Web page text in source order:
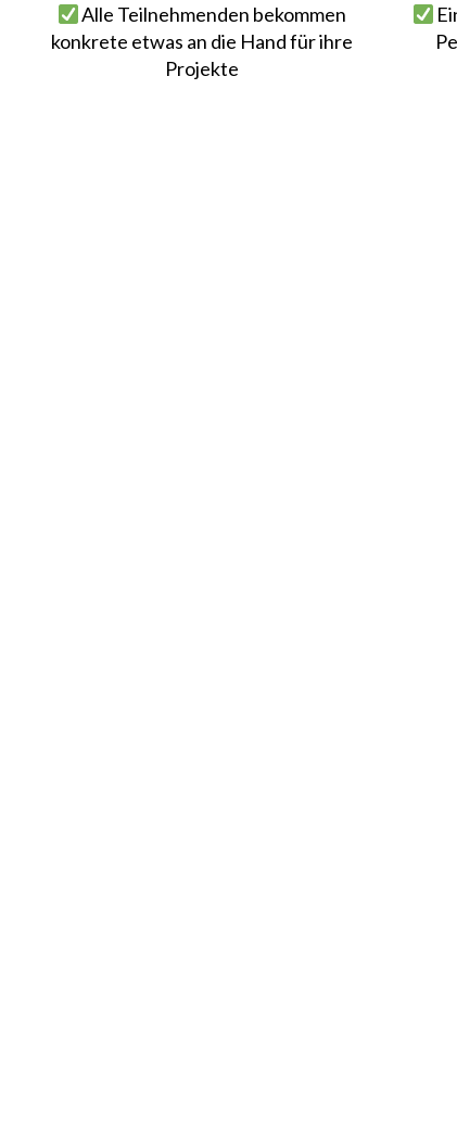
Alle Teilnehmenden bekommen
konkrete etwas an die Hand für ihre
Projekte